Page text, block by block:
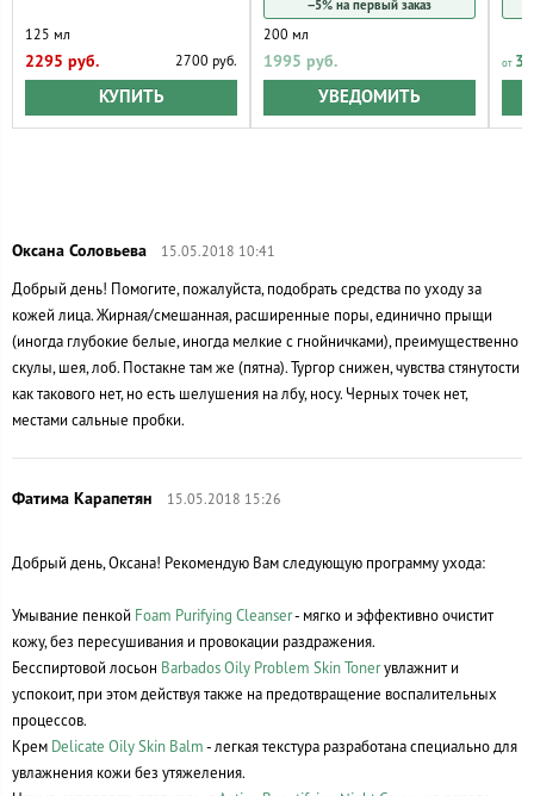
125 мл
2295 руб. 2700 руб.
КУПИТЬ
−5% на первый заказ
200 мл
1995 руб.
УВЕДОМИТЬ
15.05.2018 10:41
Добрый день! Помогите, пожалуйста, подобрать средства по уходу за
кожей лица. Жирная/смешанная, расширенные поры, единично прыщи
(иногда глубокие белые, иногда мелкие с гнойничками), преимущественно
скулы, шея, лоб. Постакне там же (пятна). Тургор снижен, чувства стянутости
как такового нет, но есть шелушения на лбу, носу. Черных точек нет,
местами сальные пробки.
15.05.2018 15:26
Добрый день, Оксана! Рекомендую Вам следующую программу ухода:
Умывание пенкой Foam Purifying Cleanser- мягко и эффективно очистит
кожу, без пересушивания и провокации раздражения.
Бесспиртовой лосьон Barbados Oily Problem Skin Tonerувлажнит и
успокоит, при этом действуя также на предотвращение воспалительных
процессов.
Крем Delicate Oily Skin Balm - легкая текстура разработана специально для
увлажнения кожи без утяжеления.